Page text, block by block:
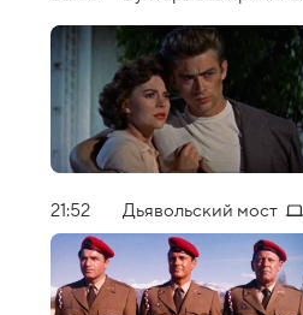
21:52 Дьявольский мост